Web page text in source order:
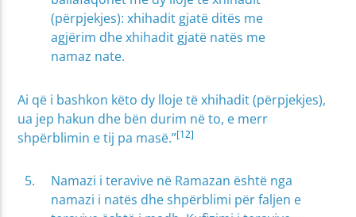
(përpjekjes): xhihadit gjatë ditës me
agjërim dhe xhihadit gjatë natës me
namaz nate.
Ai që i bashkon këto dy lloje të xhihadit (përpjekjes),
ua jep hakun dhe bën durim në to, e merr
shpërblimin e tij pa masë.”[12]
Namazi i teravive në Ramazan është nga
namazi i natës dhe shpërblimi për faljen e